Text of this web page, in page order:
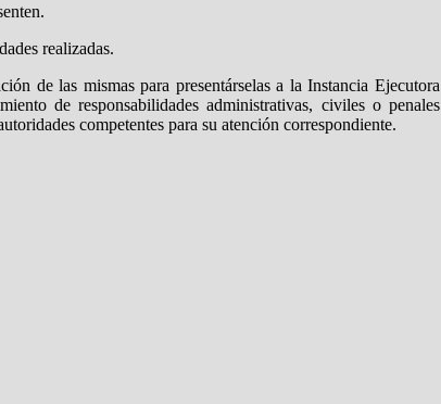
realizadas.
de las mismas para presentárselas a la Instancia Ejecutora
de responsabilidades administrativas, civiles o penales
competentes para su atención correspondiente.